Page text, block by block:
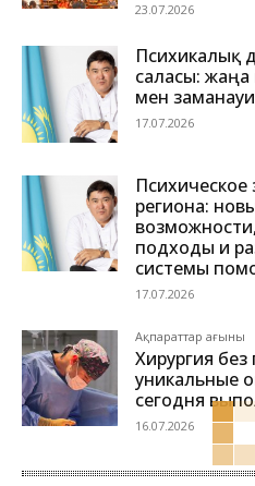
23.07.2026
Психикалық
саласы: жаңа
мен
17.07.2026
Психическое
региона:
подходы и
системы
17.07.2026
Ақпараттар ағыны
Хирургия без
уникальные
сегодня
16.07.2026